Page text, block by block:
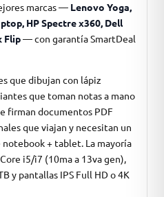
marcas — Lenovo Yoga,
HP Spectre x360, Dell
Flip— con garantía SmartDeal
que dibujan con lápiz
que toman notas a mano
firman documentos PDF
que viajan y necesitan un
+ tablet. La mayoría
i5/i7 (10ma a 13va gen),
y pantallas IPS Full HD o 4K